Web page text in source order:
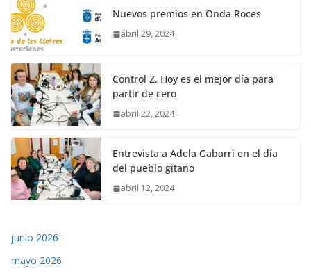
Nuevos premios en Onda Roces
abril 29, 2024
Control Z. Hoy es el mejor día para
partir de cero
abril 22, 2024
Entrevista a Adela Gabarri en el día
del pueblo gitano
abril 12, 2024
junio 2026
mayo 2026